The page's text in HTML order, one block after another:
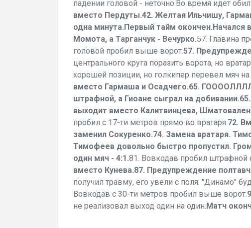
падении головой - неточно.Во время идет
вместо Пердуты.42. Желтая Ильчишу,
одна минута.Первый тайм окончен.Начался
Момота, а Тарганчук - Вечурко.57. Главина
головой пробил выше ворот.57.
центрального круга поразить ворота, но
хорошей позиции, но голкипер перевел мяч на
вместо Гармаша и Осадчего.65.
штрафной, а Гиоане сыграл на добивании.
выходит вместо Калитвинцева,
пробил с 17-ти метров прямо во вратаря.72.
заменил Сокуренко.74. Замена вратаря.
Тимофеев довольно быстро пропустил.
один мяч - 4:1.81. Вовкодав пробил
вместо Кунева.87. Предупреждение
получил травму, его увели с поля. "Динамо"
Вовкодав с 30-ти метров пробил выше ворот.
не реализовал выход один на один.Матч